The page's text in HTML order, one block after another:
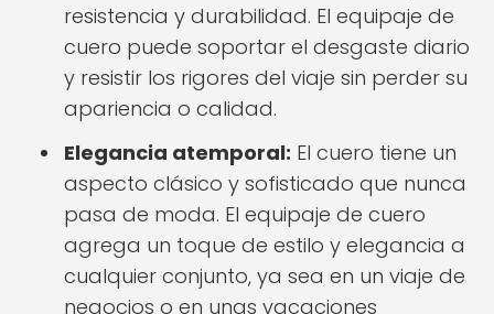
resistencia y durabilidad. El equipaje de
cuero puede soportar el desgaste diario
y resistir los rigores del viaje sin perder su
apariencia o calidad.
Elegancia atemporal: El cuero tiene un
aspecto clásico y sofisticado que nunca
pasa de moda. El equipaje de cuero
agrega un toque de estilo y elegancia a
cualquier conjunto, ya sea en un viaje de
negocios o en unas vacaciones